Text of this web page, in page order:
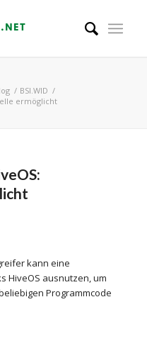
/ BSI.WID /
ermöglicht
kann eine
HiveOS ausnutzen, um
Programmcode